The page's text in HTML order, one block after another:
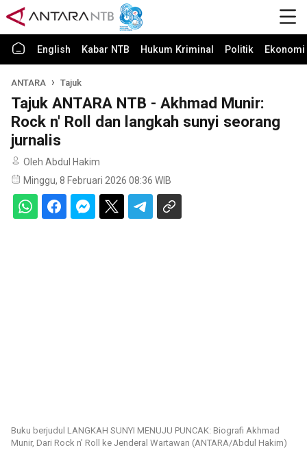
English Kabar NTB Hukum Kriminal Politik
ANTARA Tajuk
Tajuk ANTARA NTB - Akhmad Munir:
Rock n' Roll dan langkah sunyi seorang
jurnalis
Oleh Abdul Hakim
Minggu, 8 Februari 2026 08:36 WIB
Buku berjudul LANGKAH SUNYI MENUJU PUNCAK: Biografi Akhmad
Munir, Dari Rock n’ Roll ke Jenderal Wartawan (ANTARA/Abdul Hakim)